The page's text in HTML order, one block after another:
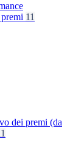
11
dei premi (da